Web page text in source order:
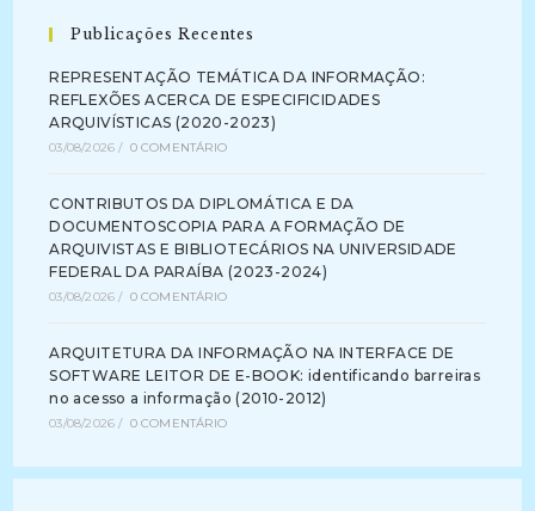
Publicações Recentes
REPRESENTAÇÃO TEMÁTICA DA INFORMAÇÃO:
REFLEXÕES ACERCA DE ESPECIFICIDADES
ARQUIVÍSTICAS (2020-2023)
03/08/2026 / 0 COMENTÁRIO
CONTRIBUTOS DA DIPLOMÁTICA E DA
DOCUMENTOSCOPIA PARA A FORMAÇÃO DE
ARQUIVISTAS E BIBLIOTECÁRIOS NA UNIVERSIDADE
FEDERAL DA PARAÍBA (2023-2024)
03/08/2026 / 0 COMENTÁRIO
ARQUITETURA DA INFORMAÇÃO NA INTERFACE DE
SOFTWARE LEITOR DE E-BOOK: identificando barreiras
no acesso a informação (2010-2012)
03/08/2026 / 0 COMENTÁRIO